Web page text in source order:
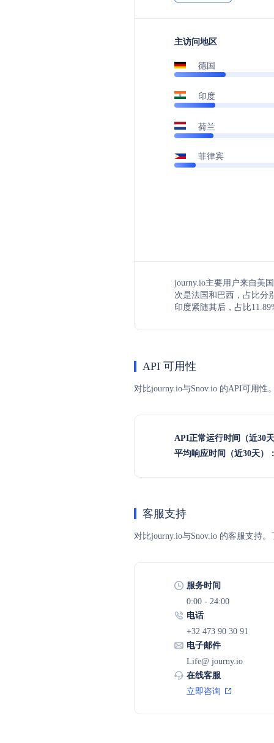
主访问地区
德国
印度
荷兰
菲律宾
journy.io主要用户来自美
次是法国和巴西，占比分
印度紧随其后，占比
API 可用性
对比journy.io与Snov.io 的API可用性
API正常运行时间（近30
平均响应时间（近30天）
客服支持
对比journy.io与Snov.io 的客服支持
服务时间
0:00 - 24:00
电话
+32 473 90 30 91
电子邮件
Life@ journy.io
在线客服
立即咨询